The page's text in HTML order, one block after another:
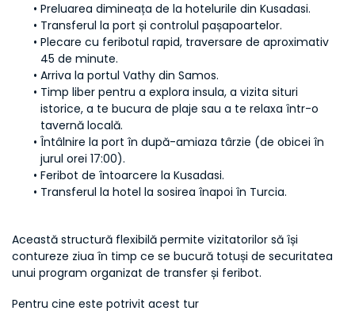
Preluarea dimineața de la hotelurile din Kusadasi.
Transferul la port și controlul pașapoartelor.
Plecare cu feribotul rapid, traversare de aproximativ
45 de minute.
Arriva la portul Vathy din Samos.
Timp liber pentru a explora insula, a vizita situri
istorice, a te bucura de plaje sau a te relaxa într-o
tavernă locală.
Întâlnire la port în după-amiaza târzie (de obicei în
jurul orei 17:00).
Feribot de întoarcere la Kusadasi.
Transferul la hotel la sosirea înapoi în Turcia.
Această structură flexibilă permite vizitatorilor să își
contureze ziua în timp ce se bucură totuși de securitatea
unui program organizat de transfer și feribot.
Pentru cine este potrivit acest tur